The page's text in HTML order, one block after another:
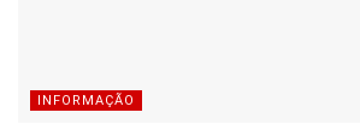
INFORMAÇÃO